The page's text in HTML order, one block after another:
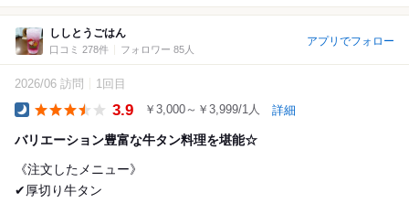
ししとうごはん
口コミ 278件 フォロワー 85人
アプリでフォロー
2026/06 訪問 1回目
3.9 ￥3,000～￥3,999/1人 詳細
バリエーション豊富な牛タン料理を堪能☆
《注文したメニュー》
✔厚切り牛タン